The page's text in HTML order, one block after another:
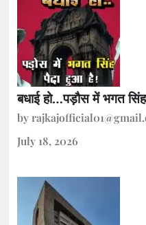
बधाई हो…पड़ौस में भगत
by
July 18, 2026